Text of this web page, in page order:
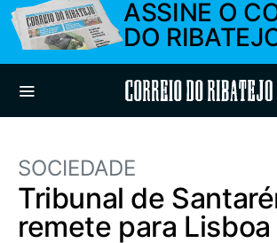
ASSINE O
DO
Correio do Ribatejo
SOCIEDADE
Tribunal de
remete para Lisboa